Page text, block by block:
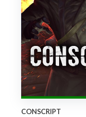
CONSCRIPT